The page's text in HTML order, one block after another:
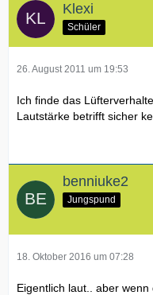
Klexi
Schüler
26. August 2011 um 19:53
Ich finde das
Lautstärke betrifft sicher
benniuke2
Jungspund
18. Oktober 2016 um 07:28
Eigentlich laut.. aber